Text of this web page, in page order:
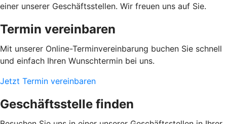
einer unserer Geschäftsstellen. Wir freuen uns auf Sie.
Termin vereinbaren
Mit unserer Online-Terminvereinbarung buchen Sie schnell
und einfach Ihren Wunschtermin bei uns.
Jetzt Termin vereinbaren
Geschäftsstelle finden